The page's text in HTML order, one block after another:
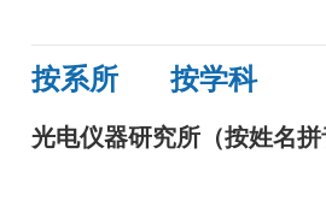
按系所 按学科
光电仪器研究所（按姓名拼